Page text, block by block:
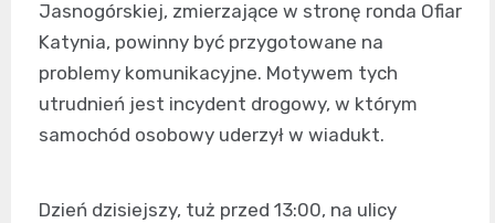
Jasnogórskiej, zmierzające w stronę ronda Ofiar
Katynia, powinny być przygotowane na
problemy komunikacyjne. Motywem tych
utrudnień jest incydent drogowy, w którym
samochód osobowy uderzył w wiadukt.
Dzień dzisiejszy, tuż przed 13:00, na ulicy